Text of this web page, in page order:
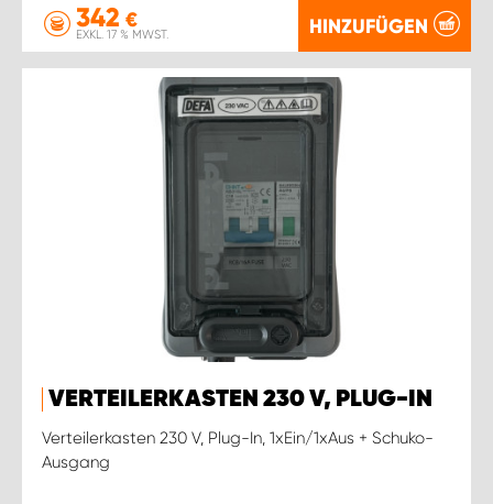
342 €
EXKL. 17 % MWST. HINZUFÜGEN
VERTEILERKASTEN 230 V, PLUG-IN
Verteilerkasten 230 V, Plug-In, 1xEin/1xAus + Schuko-
Ausgang